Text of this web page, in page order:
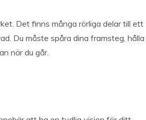
Det finns många rörliga delar till ett
Du måste spåra dina framsteg, hålla
när du går.